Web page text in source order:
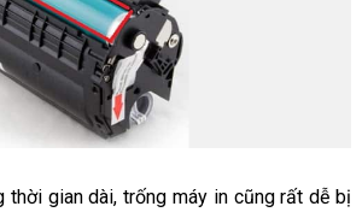
thời gian dài, trống máy in cũng rất dễ bị